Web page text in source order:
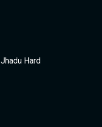
Jhadu Hard